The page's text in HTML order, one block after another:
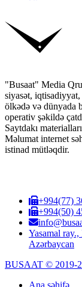
"Busaat" Media
siyasət,
ölkədə və dünyada
operativ şəkildə
Saytdakı
Məlumat internet
istinad mütləqdir.
+994(77)
+994(50)
Yasamal
Azərbaycan
BUSAAT © 2019-